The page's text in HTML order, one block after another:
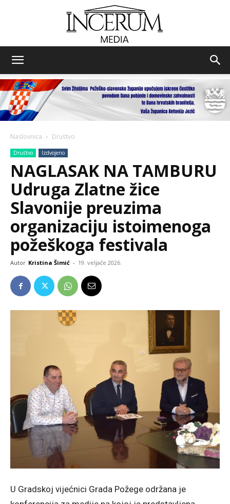
media
Naslovnica Društvo
Društvo Izdvojeno
NAGLASAK NA TAMBURU
Udruga Zlatne žice
Slavonije preuzima
organizaciju istoimenoga
požeškoga festivala
Autor Kristina Šimić - 19. veljače 2026.
U Gradskoj vijećnici Grada Požege održana je